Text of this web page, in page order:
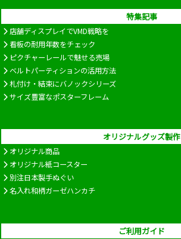
特集記事
店舗ディスプレイでVMD戦略を
看板の耐用年数をチェック
ピクチャーレールで魅せる売場
ベルトパーティションの活用方法
札付け・結束にバノックシリーズ
サイズ豊富なポスターフレーム
オリジナルグッズ製作
オリジナル商品
オリジナル紙コースター
別注日本製手ぬぐい
名入れ和柄ガーゼハンカチ
ご利用ガイド